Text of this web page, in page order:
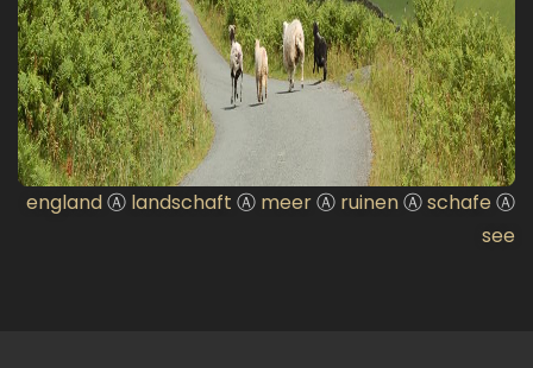
englandⒶ landschaft Ⓐ meerⒶ ruinenⒶschafe Ⓐ
see